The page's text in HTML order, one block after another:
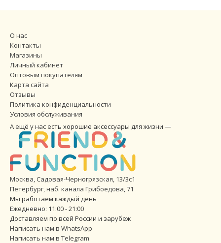
О нас
Контакты
Магазины
Личный кабинет
Оптовым покупателям
Карта сайта
Отзывы
Политика конфиденциальности
Условия обслуживания
А ещё у нас есть хорошие аксессуары для жизни —
Москва, Садовая-Черногрязская, 13/3с1
Петербург,наб. канала Грибоедова, 71
Мы работаем каждый день
Ежедневно: 11:00 - 21:00
Доставляем по всей России и зарубеж
Написать нам в WhatsApp
Написать нам в Telegram